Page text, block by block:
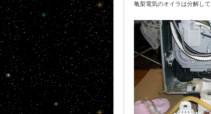
亀梨電気のオイラは分解し